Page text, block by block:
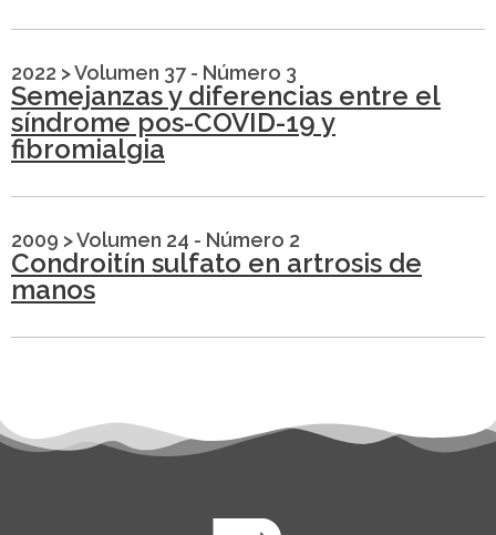
2022 >Volumen 37 - Número 3
Semejanzas y diferencias entre el
síndrome pos-COVID-19 y
fibromialgia
2009 >Volumen 24 - Número 2
Condroitín sulfato en artrosis de
manos